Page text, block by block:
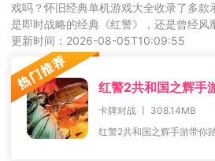
戏吗？怀旧经典单机游戏大全收录了多款
是即时战略的经典《红警》，还是曾经风
列，亦或是简单有趣的跑酷滑雪，这些游
玩。它们没有复杂的社交系统和每日任务
如果你想重温当年那种拿到手机或电脑就
集一定能满足你。
更新时间：2026-08-05T10:09:55
红警2共和国之辉手
卡牌对战 丨 308.14MB